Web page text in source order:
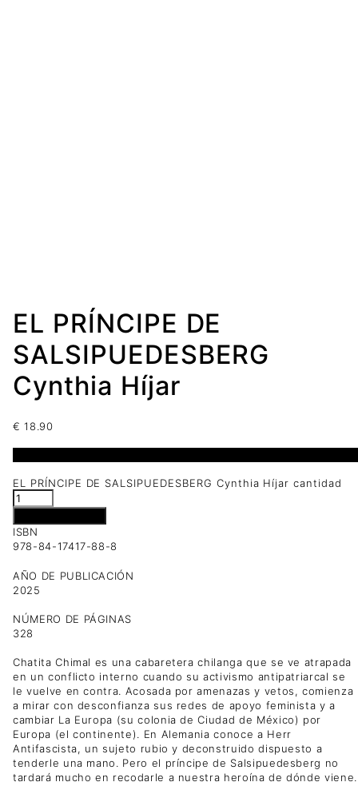
EL PRÍNCIPE DE
SALSIPUEDESBERG
Cynthia Híjar
€ 18.90
EL PRÍNCIPE DE SALSIPUEDESBERG Cynthia Híjar cantidad
ISBN
978-84-17417-88-8
AÑO DE PUBLICACIÓN
2025
NÚMERO DE PÁGINAS
328
Chatita Chimal es una cabaretera chilanga que se ve atrapada
en un conflicto interno cuando su activismo antipatriarcal se
le vuelve en contra. Acosada por amenazas y vetos, comienza
a mirar con desconfianza sus redes de apoyo feminista y a
cambiar La Europa (su colonia de Ciudad de México) por
Europa (el continente). En Alemania conoce a Herr
Antifascista, un sujeto rubio y deconstruido dispuesto a
tenderle una mano. Pero el príncipe de Salsipuedesberg no
tardará mucho en recodarle a nuestra heroína de dónde viene.